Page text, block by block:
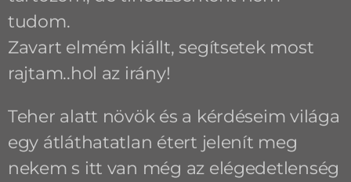
tudom.
Zavart elmém kiállt, segítsetek most
rajtam..hol az irány!
Teher alatt növök és a kérdéseim világa
egy átláthatatlan étert jelenít meg
nekem s itt van még az elégedetlenség